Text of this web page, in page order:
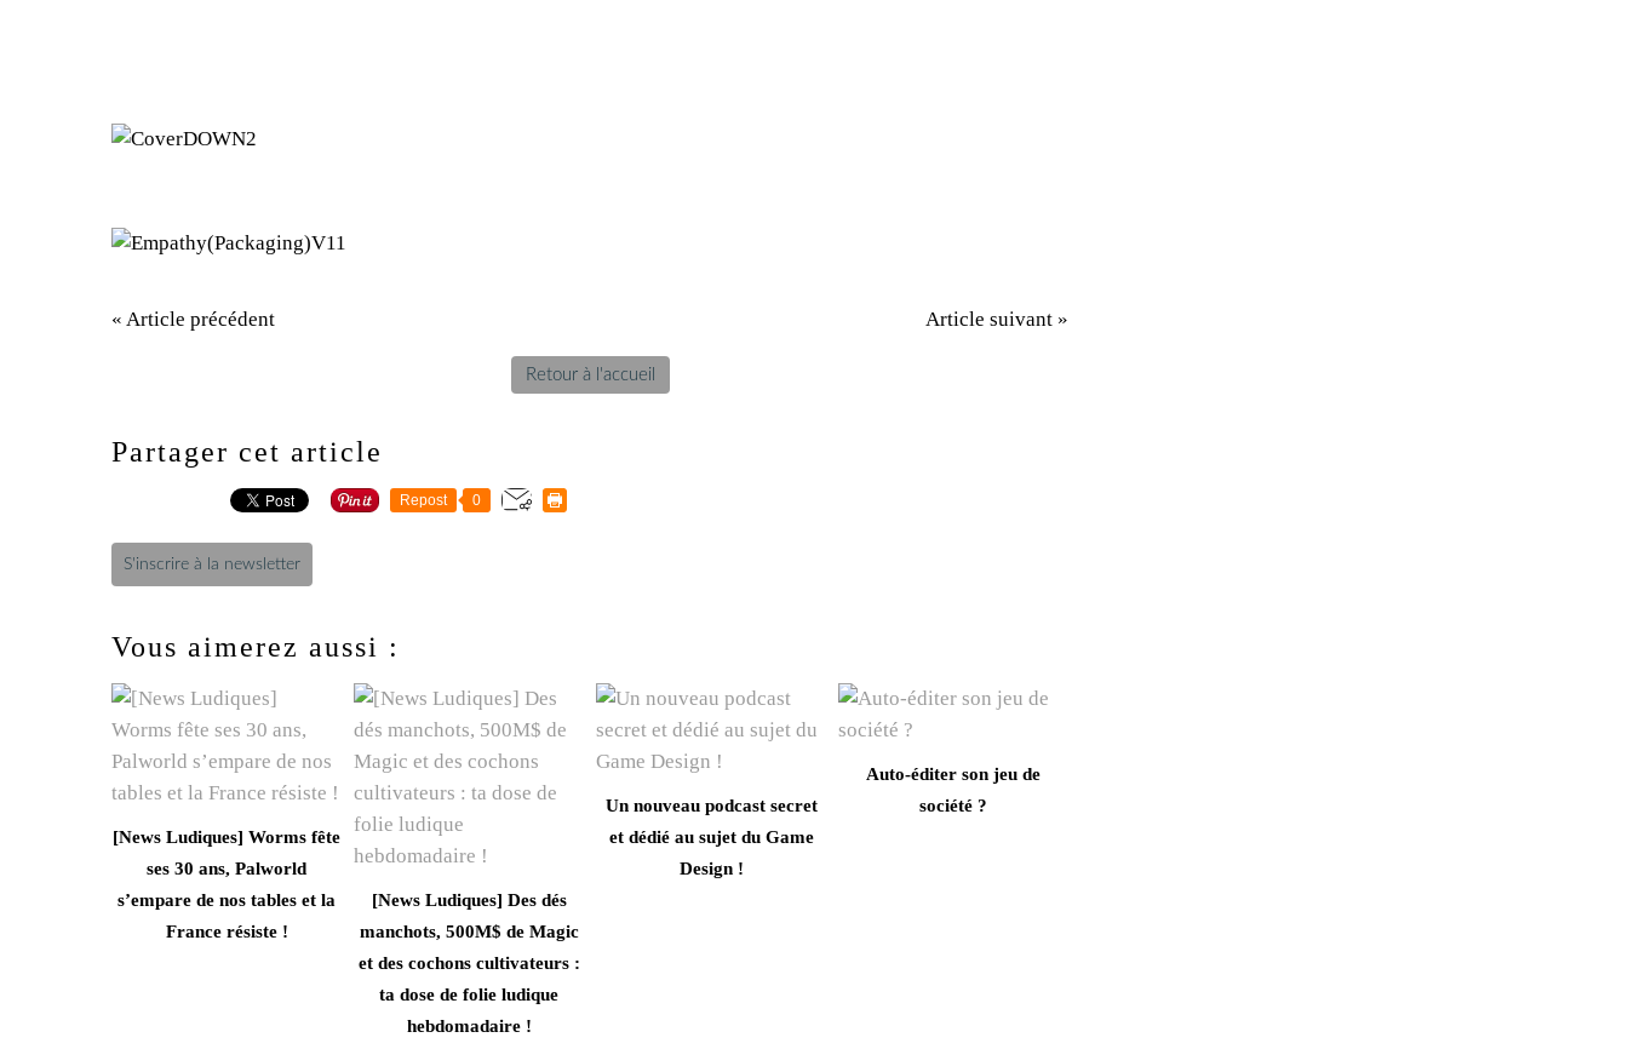
« Article précédent Article suivant »
Retour à l'accueil
Partager cet article
Repost 0
S'inscrire à la newsletter
Vous aimerez aussi :
[News Ludiques] Worms fête
ses 30 ans, Palworld
s’empare de nos tables et la
France résiste !
[News Ludiques] Des dés
manchots, 500M$ de Magic
et des cochons cultivateurs :
ta dose de folie ludique
hebdomadaire !
Un nouveau podcast secret
et dédié au sujet du Game
Design !
Auto-éditer son jeu de
société ?